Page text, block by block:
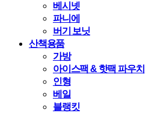
베시넷
파니에
버기 보닛
산책용품
가방
아이스팩 & 핫팩 파우치
인형
베일
블랭킷